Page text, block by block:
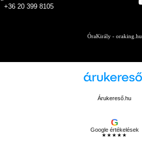
+36 20 399 8105
ÓraKirály - oraking.hu
Árukereső.hu
G
Google értékelések
★★★★★